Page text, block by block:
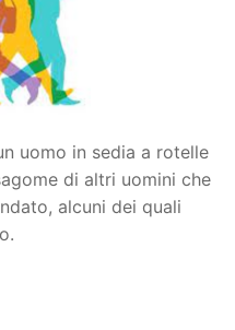
uomo in sedia a rotelle
di altri uomini che
alcuni dei quali